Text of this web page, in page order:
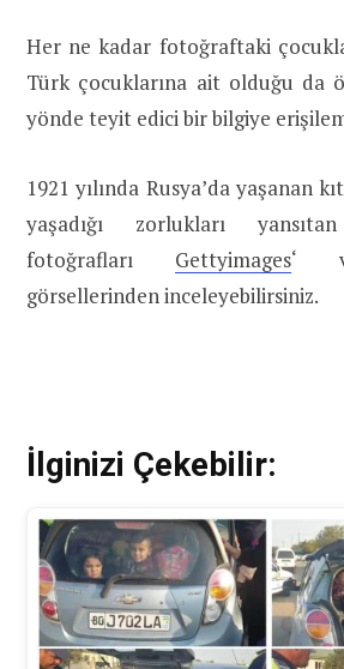
Her ne kadar fotoğraftaki
Türk çocuklarına ait olduğu da
yönde teyit edici bir bilgiye
1921 yılında Rusya’da yaşanan
yaşadığı zorlukları
fotoğrafları Gettyimages‘
görsellerinden inceleyebilirsiniz.
İlginizi Çekebilir: